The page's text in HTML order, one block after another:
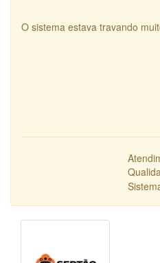
O sistema estava travando